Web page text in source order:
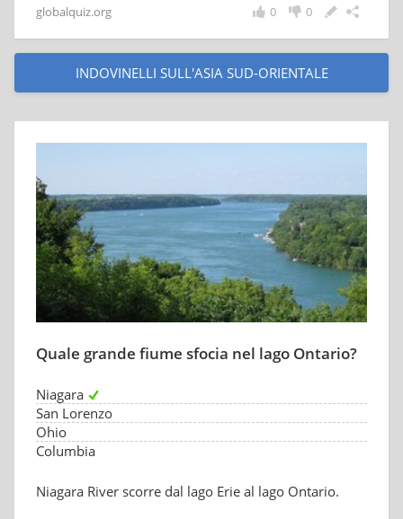
globalquiz.org 0
0
INDOVINELLI SULL'ASIA SUD-ORIENTALE
Quale grande fiume sfocia nel lago Ontario?
Niagara
San Lorenzo
Ohio
Columbia
Niagara River scorre dal lago Erie al lago Ontario.